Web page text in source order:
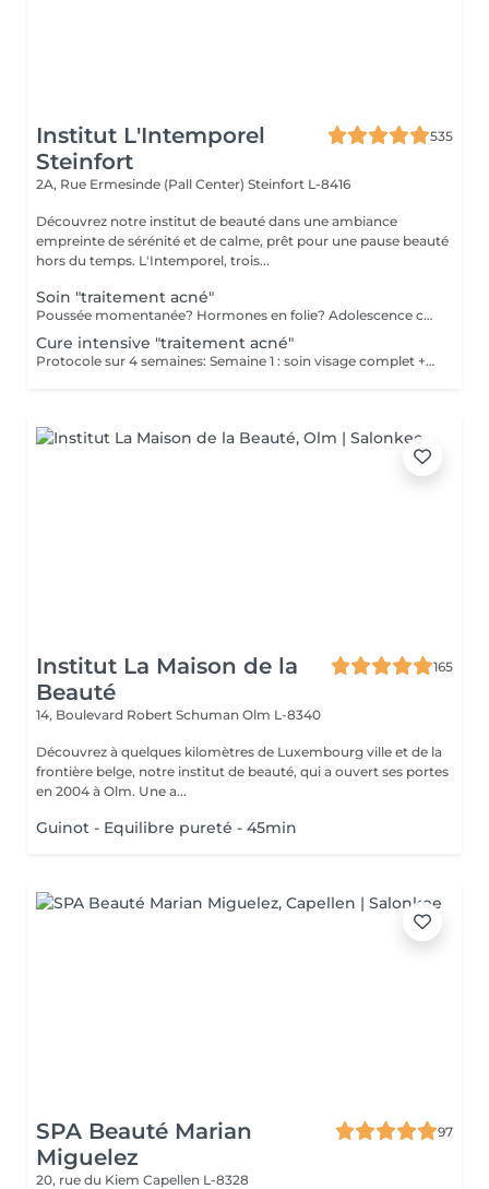
Institut L'Intemporel
Steinfort
535
2A, Rue Ermesinde (Pall Center) Steinfort L-8416
Découvrez notre institut de beauté dans une ambiance
empreinte de sérénité et de calme, prêt pour une pause beauté
hors du temps. L'Intemporel, trois...
Soin "traitement acné"
Poussée momentanée? Hormones en folie? Adolescence compliquée? Ce soin est pour vous. Le soin visage complet comprend un nettoyage en profondeur de la peau avec vapeur et extraction des comédons, un léger massage suivi de 20' de traitement LED et un masque apaisant ou purifiant. Le soin flash est conseillé en entretien suite à un soin complet, entre 2 soins par exemple ou si acné plus tenace. Il comprend un nettoyage du visage, un léger massage et le traitement LED 20'. Pourquoi la LED? La puissance de la lumière LED bleue agit rapidement et efficacement pour éliminer l'acné, les imperfections et l'inflammation existantes, sans dessécher la peau. Elle régule également la production de sébum pour prévenir de futures éruptions cutanées, laissant votre peau claire, saine et lisse.
Cure intensive "traitement acné"
Protocole sur 4 semaines: Semaine 1 : soin visage complet + un soin flash (espacé de 2 jours minimum) Semaine 2 / 3 et 4 : 2 soins flash (espacé de 2 jours minimum) Descriptif complet voir "Soin traitement acné"
Institut La Maison de la
Beauté
165
14, Boulevard Robert Schuman Olm L-8340
Découvrez à quelques kilomètres de Luxembourg ville et de la
frontière belge, notre institut de beauté, qui a ouvert ses portes
en 2004 à Olm. Une a...
Guinot - Equilibre pureté - 45min
SPA Beauté Marian
Miguelez
97
20, rue du Kiem Capellen L-8328